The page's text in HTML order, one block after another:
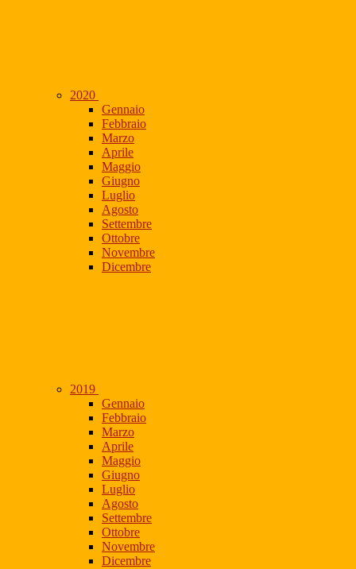
2020
Gennaio
Febbraio
Marzo
Aprile
Maggio
Giugno
Luglio
Agosto
Settembre
Ottobre
Novembre
Dicembre
2019
Gennaio
Febbraio
Marzo
Aprile
Maggio
Giugno
Luglio
Agosto
Settembre
Ottobre
Novembre
Dicembre